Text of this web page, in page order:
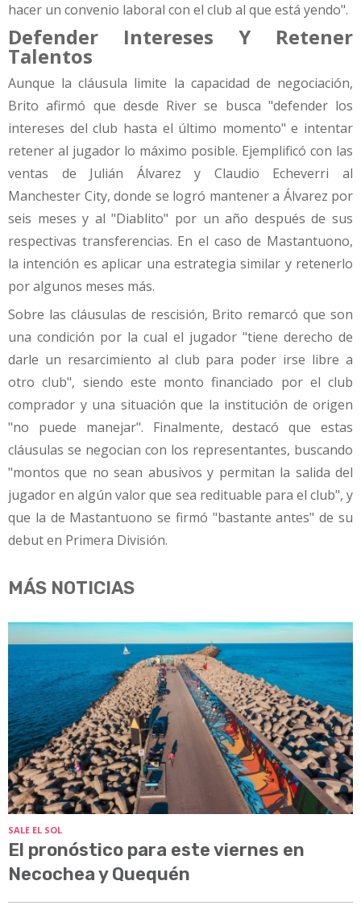
hacer un convenio laboral con el club al que está yendo".
Defender Intereses Y Retener
Talentos
Aunque la cláusula limite la capacidad de negociación,
Brito afirmó que desde River se busca "defender los
intereses del club hasta el último momento" e intentar
retener al jugador lo máximo posible. Ejemplificó con las
ventas de Julián Álvarez y Claudio Echeverri al
Manchester City, donde se logró mantener a Álvarez por
seis meses y al "Diablito" por un año después de sus
respectivas transferencias. En el caso de Mastantuono,
la intención es aplicar una estrategia similar y retenerlo
por algunos meses más.
Sobre las cláusulas de rescisión, Brito remarcó que son
una condición por la cual el jugador "tiene derecho de
darle un resarcimiento al club para poder irse libre a
otro club", siendo este monto financiado por el club
comprador y una situación que la institución de origen
"no puede manejar". Finalmente, destacó que estas
cláusulas se negocian con los representantes, buscando
"montos que no sean abusivos y permitan la salida del
jugador en algún valor que sea redituable para el club", y
que la de Mastantuono se firmó "bastante antes" de su
debut en Primera División.
MÁS NOTICIAS
SALE EL SOL
El pronóstico para este viernes en
Necochea y Quequén